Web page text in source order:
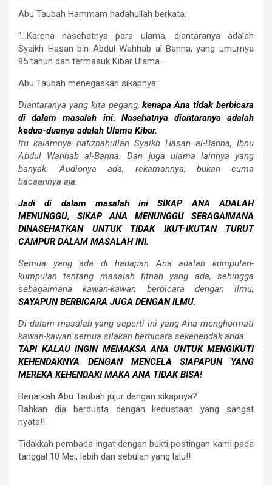
Abu Taubah Hammam hadahullah berkata:
“…Karena nasehatnya para ulama, diantaranya adalah
Syaikh Hasan bin Abdul Wahhab al-Banna, yang umurnya
95 tahun dan termasuk Kibar Ulama…
Abu Taubah menegaskan sikapnya:
Diantaranya yang kita pegang,kenapa Ana tidak berbicara
di dalam masalah ini. Nasehatnya diantaranya adalah
kedua-duanya adalah Ulama Kibar.
Itu kalamnya hafizhahullah Syaikh Hasan al-Banna, Ibnu
Abdul Wahhab al-Banna. Dan juga ulama lainnya yang
banyak. Audionya ada, rekamannya, bukan cuma
bacaannya aja.
Jadi di dalam masalah ini SIKAP ANA ADALAH
MENUNGGU, SIKAP ANA MENUNGGU SEBAGAIMANA
DINASEHATKAN UNTUK TIDAK IKUT-IKUTAN TURUT
CAMPUR DALAM MASALAH INI.
Semua yang ada di hadapan Ana adalah kumpulan-
kumpulan tentang masalah fitnah yang ada, sehingga
sebagaimana kawan-kawan berbicara dengan ilmu,
SAYAPUN BERBICARA JUGA DENGAN ILMU.
Di dalam masalah yang seperti ini yang Ana menghormati
kawan-kawan semua silakan berbicara sekehendak anda.
TAPI KALAU INGIN MEMAKSA ANA UNTUK MENGIKUTI
KEHENDAKNYA DENGAN MENCELA SIAPAPUN YANG
MEREKA KEHENDAKI MAKA ANA TIDAK BISA!
Benarkah Abu Taubah jujur dengan sikapnya?
Bahkan dia berdusta dengan kedustaan yang sangat
nyata!!
Tidakkah pembaca ingat dengan bukti postingan kami pada
tanggal 10 Mei, lebih dari sebulan yang lalu!!